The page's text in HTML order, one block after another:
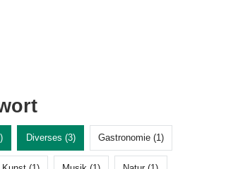
Diverses (3) Gastronomie (1)